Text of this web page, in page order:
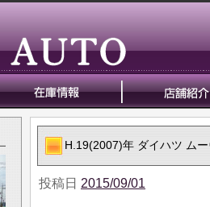
H.19(2007)年 ダイハツ ム
投稿日 2015/09/01